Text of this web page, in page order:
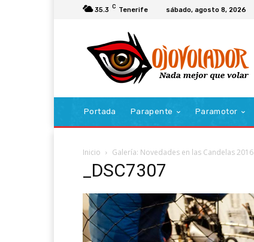
35.3 C Tenerife sábado, agosto 8, 2026
Portada Parapente Paramotor
Inicio Galería: Novedades en las Candelas 2016
_DSC7307